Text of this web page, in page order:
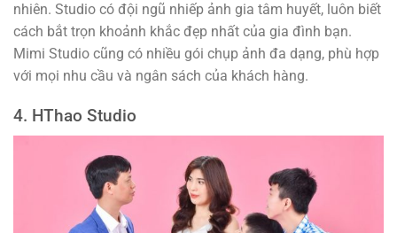
nhiên. Studio có đội ngũ nhiếp ảnh gia tâm huyết, luôn biết
cách bắt trọn khoảnh khắc đẹp nhất của gia đình bạn.
Mimi Studio cũng có nhiều gói chụp ảnh đa dạng, phù hợp
với mọi nhu cầu và ngân sách của khách hàng.
4. HThao Studio